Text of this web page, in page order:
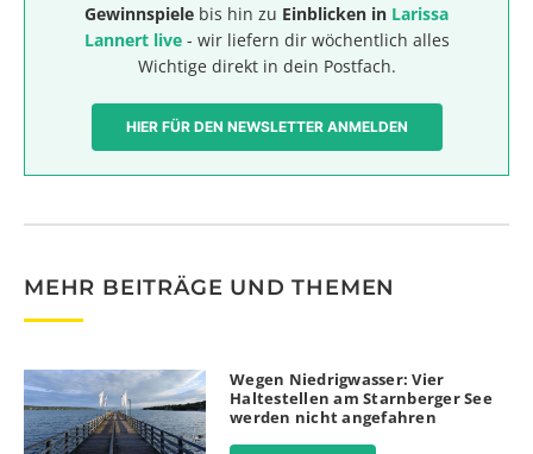
Gewinnspiele bis hin zu Einblicken in Larissa
Lannert live- wir liefern dir wöchentlich alles
Wichtige direkt in dein Postfach.
HIER FÜR DEN NEWSLETTER ANMELDEN
MEHR BEITRÄGE UND THEMEN
Wegen Niedrigwasser: Vier
Haltestellen am Starnberger See
werden nicht angefahren